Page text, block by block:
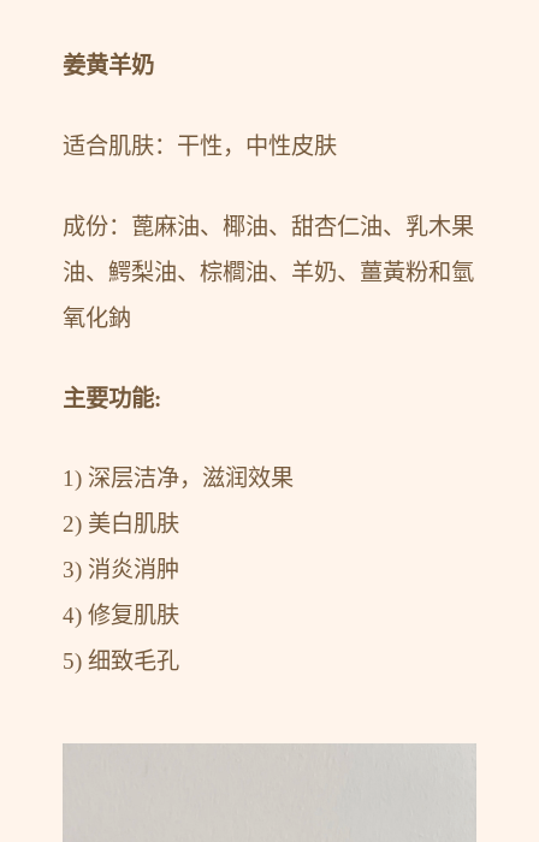
姜黄羊奶
适合肌肤：干性，中性皮肤
成份：蓖麻油、椰油、甜杏仁油、乳木果
油、鰐梨油、棕櫚油、羊奶、薑黃粉和氫
氧化鈉
主要功能:
1) 深层洁净，滋润效果
2) 美白肌肤
3) 消炎消肿
4) 修复肌肤
5) 细致毛孔